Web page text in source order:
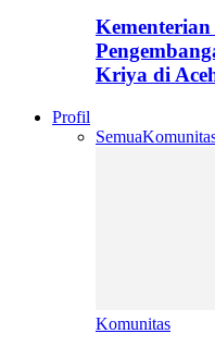
Kriya di
Profil
Semua
Komunitas